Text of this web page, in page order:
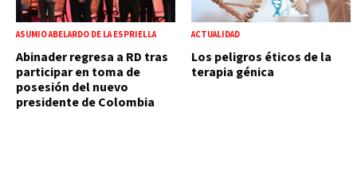
ASUMIÓ ABELARDO DE LA ESPRIELLA
Abinader regresa a RD tras
participar en toma de
posesión del nuevo
presidente de Colombia
ACTUALIDAD
Los peligros éticos de la
terapia génica